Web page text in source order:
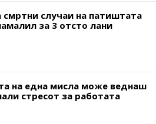
смртни случаи на патиштата
за 3 отсто лани
на една мисла може веднаш
стресот за работата